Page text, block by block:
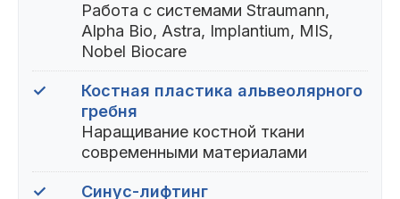
Работа с системами Straumann,
Alpha Bio, Astra, Implantium, MIS,
Nobel Biocare
✓
Костная пластика альвеолярного
гребня
Наращивание костной ткани
современными материалами
✓
Синус-лифтинг